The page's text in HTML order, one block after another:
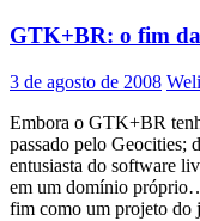
GTK+BR: o fim
3 de agosto de 2008
Embora o GTK+BR
passado pelo Geocities;
entusiasta do software
em um domínio
fim como um projeto do